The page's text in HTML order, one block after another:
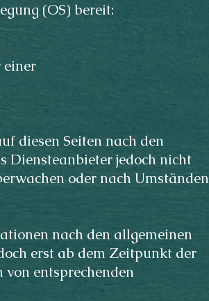
(OS) bereit:
einer
diesen Seiten nach den
Diensteanbieter jedoch nicht
oder nach Umständen
nach den allgemeinen
erst ab dem Zeitpunkt der
entsprechenden